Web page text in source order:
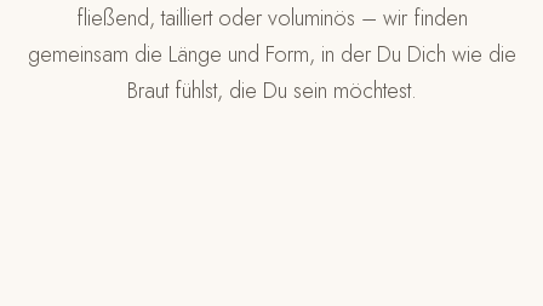
fließend, tailliert oder voluminös – wir finden
gemeinsam die Länge und Form, in der Du Dich wie die
Braut fühlst, die Du sein möchtest.